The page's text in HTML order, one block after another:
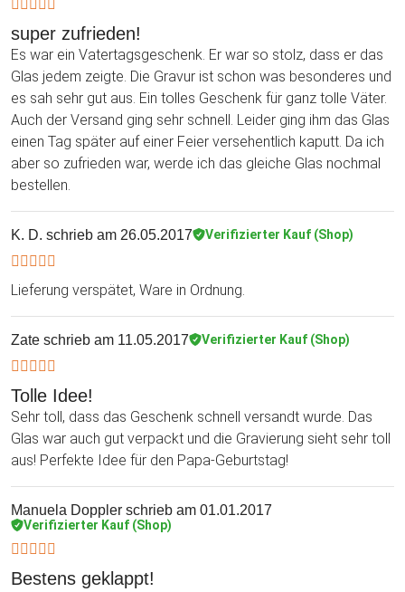
super zufrieden!
Es war ein Vatertagsgeschenk. Er war so stolz, dass er das
Glas jedem zeigte. Die Gravur ist schon was besonderes und
es sah sehr gut aus. Ein tolles Geschenk für ganz tolle Väter.
Auch der Versand ging sehr schnell. Leider ging ihm das Glas
einen Tag später auf einer Feier versehentlich kaputt. Da ich
aber so zufrieden war, werde ich das gleiche Glas nochmal
bestellen.
K. D. schrieb am 26.05.2017 Verifizierter Kauf (Shop)
Lieferung verspätet, Ware in Ordnung.
Zate schrieb am 11.05.2017 Verifizierter Kauf (Shop)
Tolle Idee!
Sehr toll, dass das Geschenk schnell versandt wurde. Das
Glas war auch gut verpackt und die Gravierung sieht sehr toll
aus! Perfekte Idee für den Papa-Geburtstag!
Manuela Doppler schrieb am 01.01.2017
Verifizierter Kauf (Shop)
Bestens geklappt!